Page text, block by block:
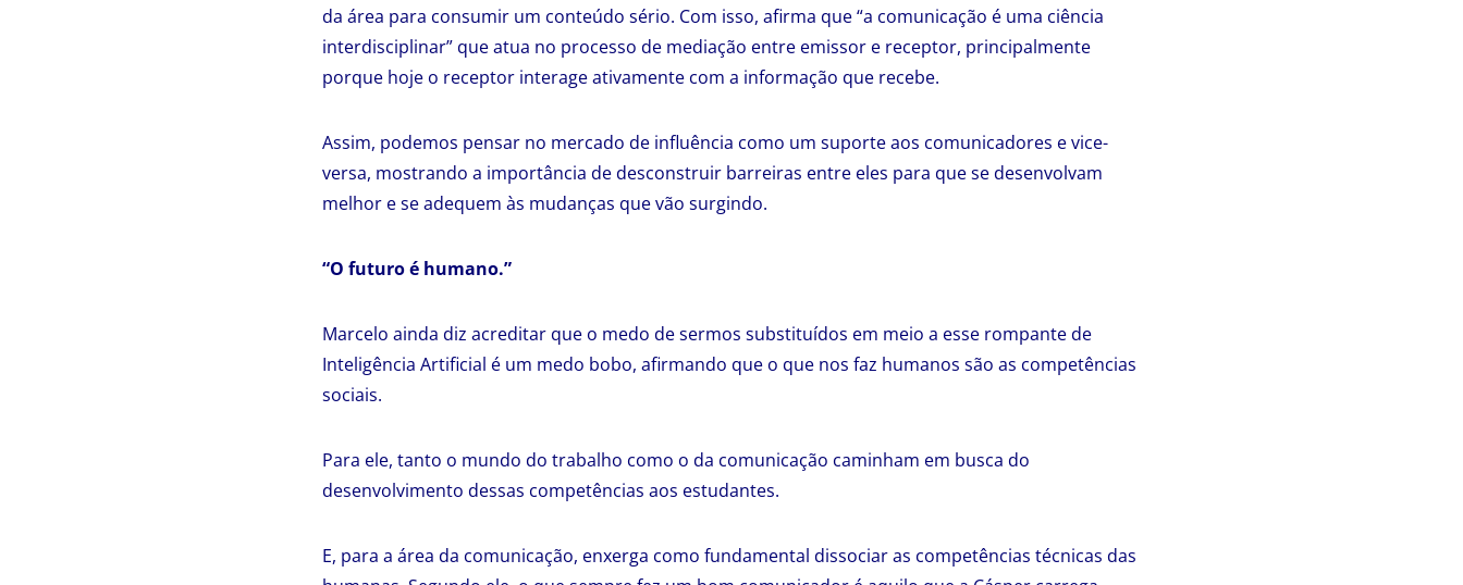
da área para consumir um conteúdo sério. Com isso, afirma que “a comunicação é uma ciência
interdisciplinar” que atua no processo de mediação entre emissor e receptor, principalmente
porque hoje o receptor interage ativamente com a informação que recebe.
Assim, podemos pensar no mercado de influência como um suporte aos comunicadores e vice-
versa, mostrando a importância de desconstruir barreiras entre eles para que se desenvolvam
melhor e se adequem às mudanças que vão surgindo.
“O futuro é humano.”
Marcelo ainda diz acreditar que o medo de sermos substituídos em meio a esse rompante de
Inteligência Artificial é um medo bobo, afirmando que o que nos faz humanos são as competências
sociais.
Para ele, tanto o mundo do trabalho como o da comunicação caminham em busca do
desenvolvimento dessas competências aos estudantes.
E, para a área da comunicação, enxerga como fundamental dissociar as competências técnicas das